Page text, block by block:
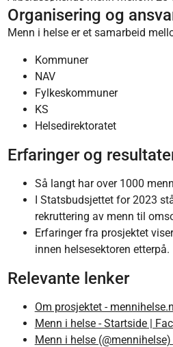
Organisering og
Menn i helse er et samarbeid
Kommuner
NAV
Fylkeskommuner
KS
Helsedirektoratet
Erfaringer og
Så langt har over 1000
I Statsbudsjettet for 2023
rekruttering av menn til
Erfaringer fra prosjektet
innen helsesektoren etterpå.
Relevante lenker
Om prosjektet -
Menn i helse - Startside |
Menn i helse